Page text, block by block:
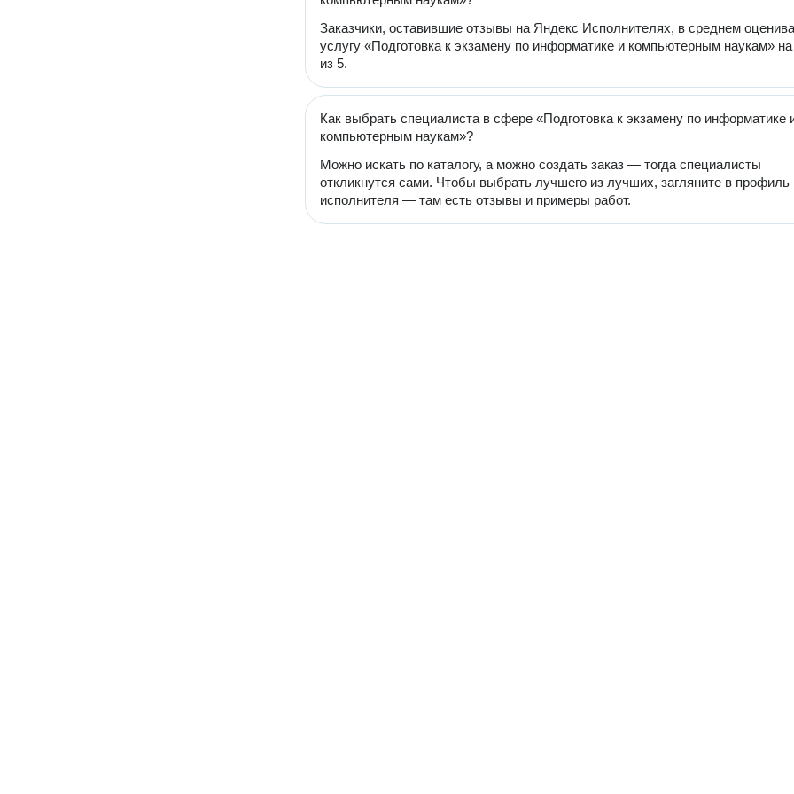
Заказчики, оставившие отзывы на Яндекс Исполнителях, в среднем
услугу «Подготовка к экзамену по информатике и компьютерным наукам»
из 5.
Как выбрать специалиста в сфере «Подготовка к экзамену по информатике
компьютерным наукам»?
Можно искать по каталогу, а можно создать заказ — тогда специалисты
откликнутся сами. Чтобы выбрать лучшего из лучших, загляните в профиль
исполнителя — там есть отзывы и примеры работ.